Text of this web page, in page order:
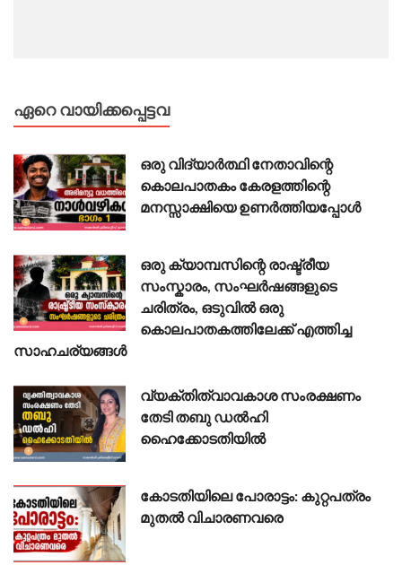
ഏറെ വായിക്കപ്പെട്ടവ
ഒരു വിദ്യാർത്ഥി നേതാവിന്റെ
കൊലപാതകം കേരളത്തിന്റെ
മനസ്സാക്ഷിയെ ഉണർത്തിയപ്പോൾ
ഒരു ക്യാമ്പസിന്റെ രാഷ്ട്രീയ
സംസ്കാരം, സംഘർഷങ്ങളുടെ
ചരിത്രം, ഒടുവിൽ ഒരു
കൊലപാതകത്തിലേക്ക് എത്തിച്ച
സാഹചര്യങ്ങൾ
വ്യക്തിത്വാവകാശ സംരക്ഷണം
തേടി തബു ഡൽഹി
ഹൈക്കോടതിയിൽ
കോടതിയിലെ പോരാട്ടം: കുറ്റപത്രം
മുതൽ വിചാരണവരെ